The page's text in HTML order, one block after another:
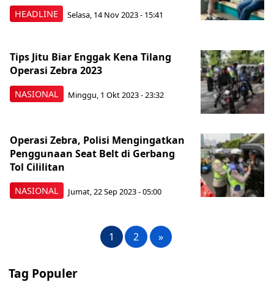
HEADLINE Selasa, 14 Nov 2023 - 15:41
NASIONAL
Tips Jitu Biar Enggak Kena Tilang
Operasi Zebra 2023
Minggu, 1 Okt 2023 - 23:32
NASIONAL
Operasi Zebra, Polisi Mengingatkan
Penggunaan Seat Belt di Gerbang
Tol Cililitan
Jumat, 22 Sep 2023 - 05:00
1 2 »
Tag Populer